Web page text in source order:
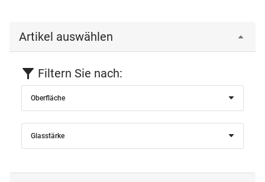
Artikel auswählen
Filtern Sie nach:
Oberfläche
Glasstärke